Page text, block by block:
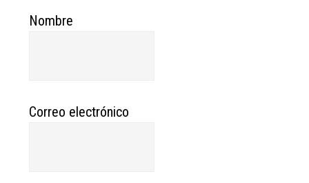
Nombre
Correo electrónico